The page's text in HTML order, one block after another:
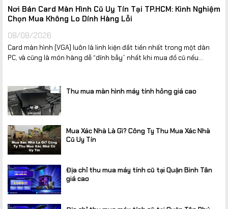
Nơi Bán Card Màn Hình Cũ Uy Tín Tại TP.HCM: Kinh Nghiệm
Chọn Mua Không Lo Dính Hàng Lỗi
08/08/2026
Card màn hình (VGA) luôn là linh kiện đắt tiền nhất trong một dàn
PC, và cũng là món hàng dễ “dính bẫy” nhất khi mua đồ cũ nếu...
Thu mua màn hình máy tính hỏng giá cao
Mua Xác Nhà Là Gì? Công Ty Thu Mua Xác Nhà
Cũ Uy Tín
Địa chỉ thu mua máy tính cũ tại Quận Bình Tân
giá cao